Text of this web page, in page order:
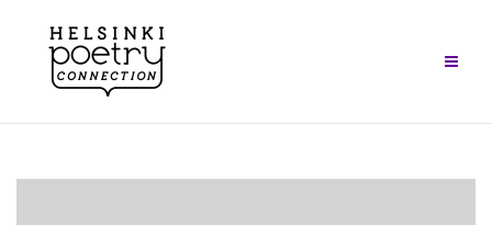
content